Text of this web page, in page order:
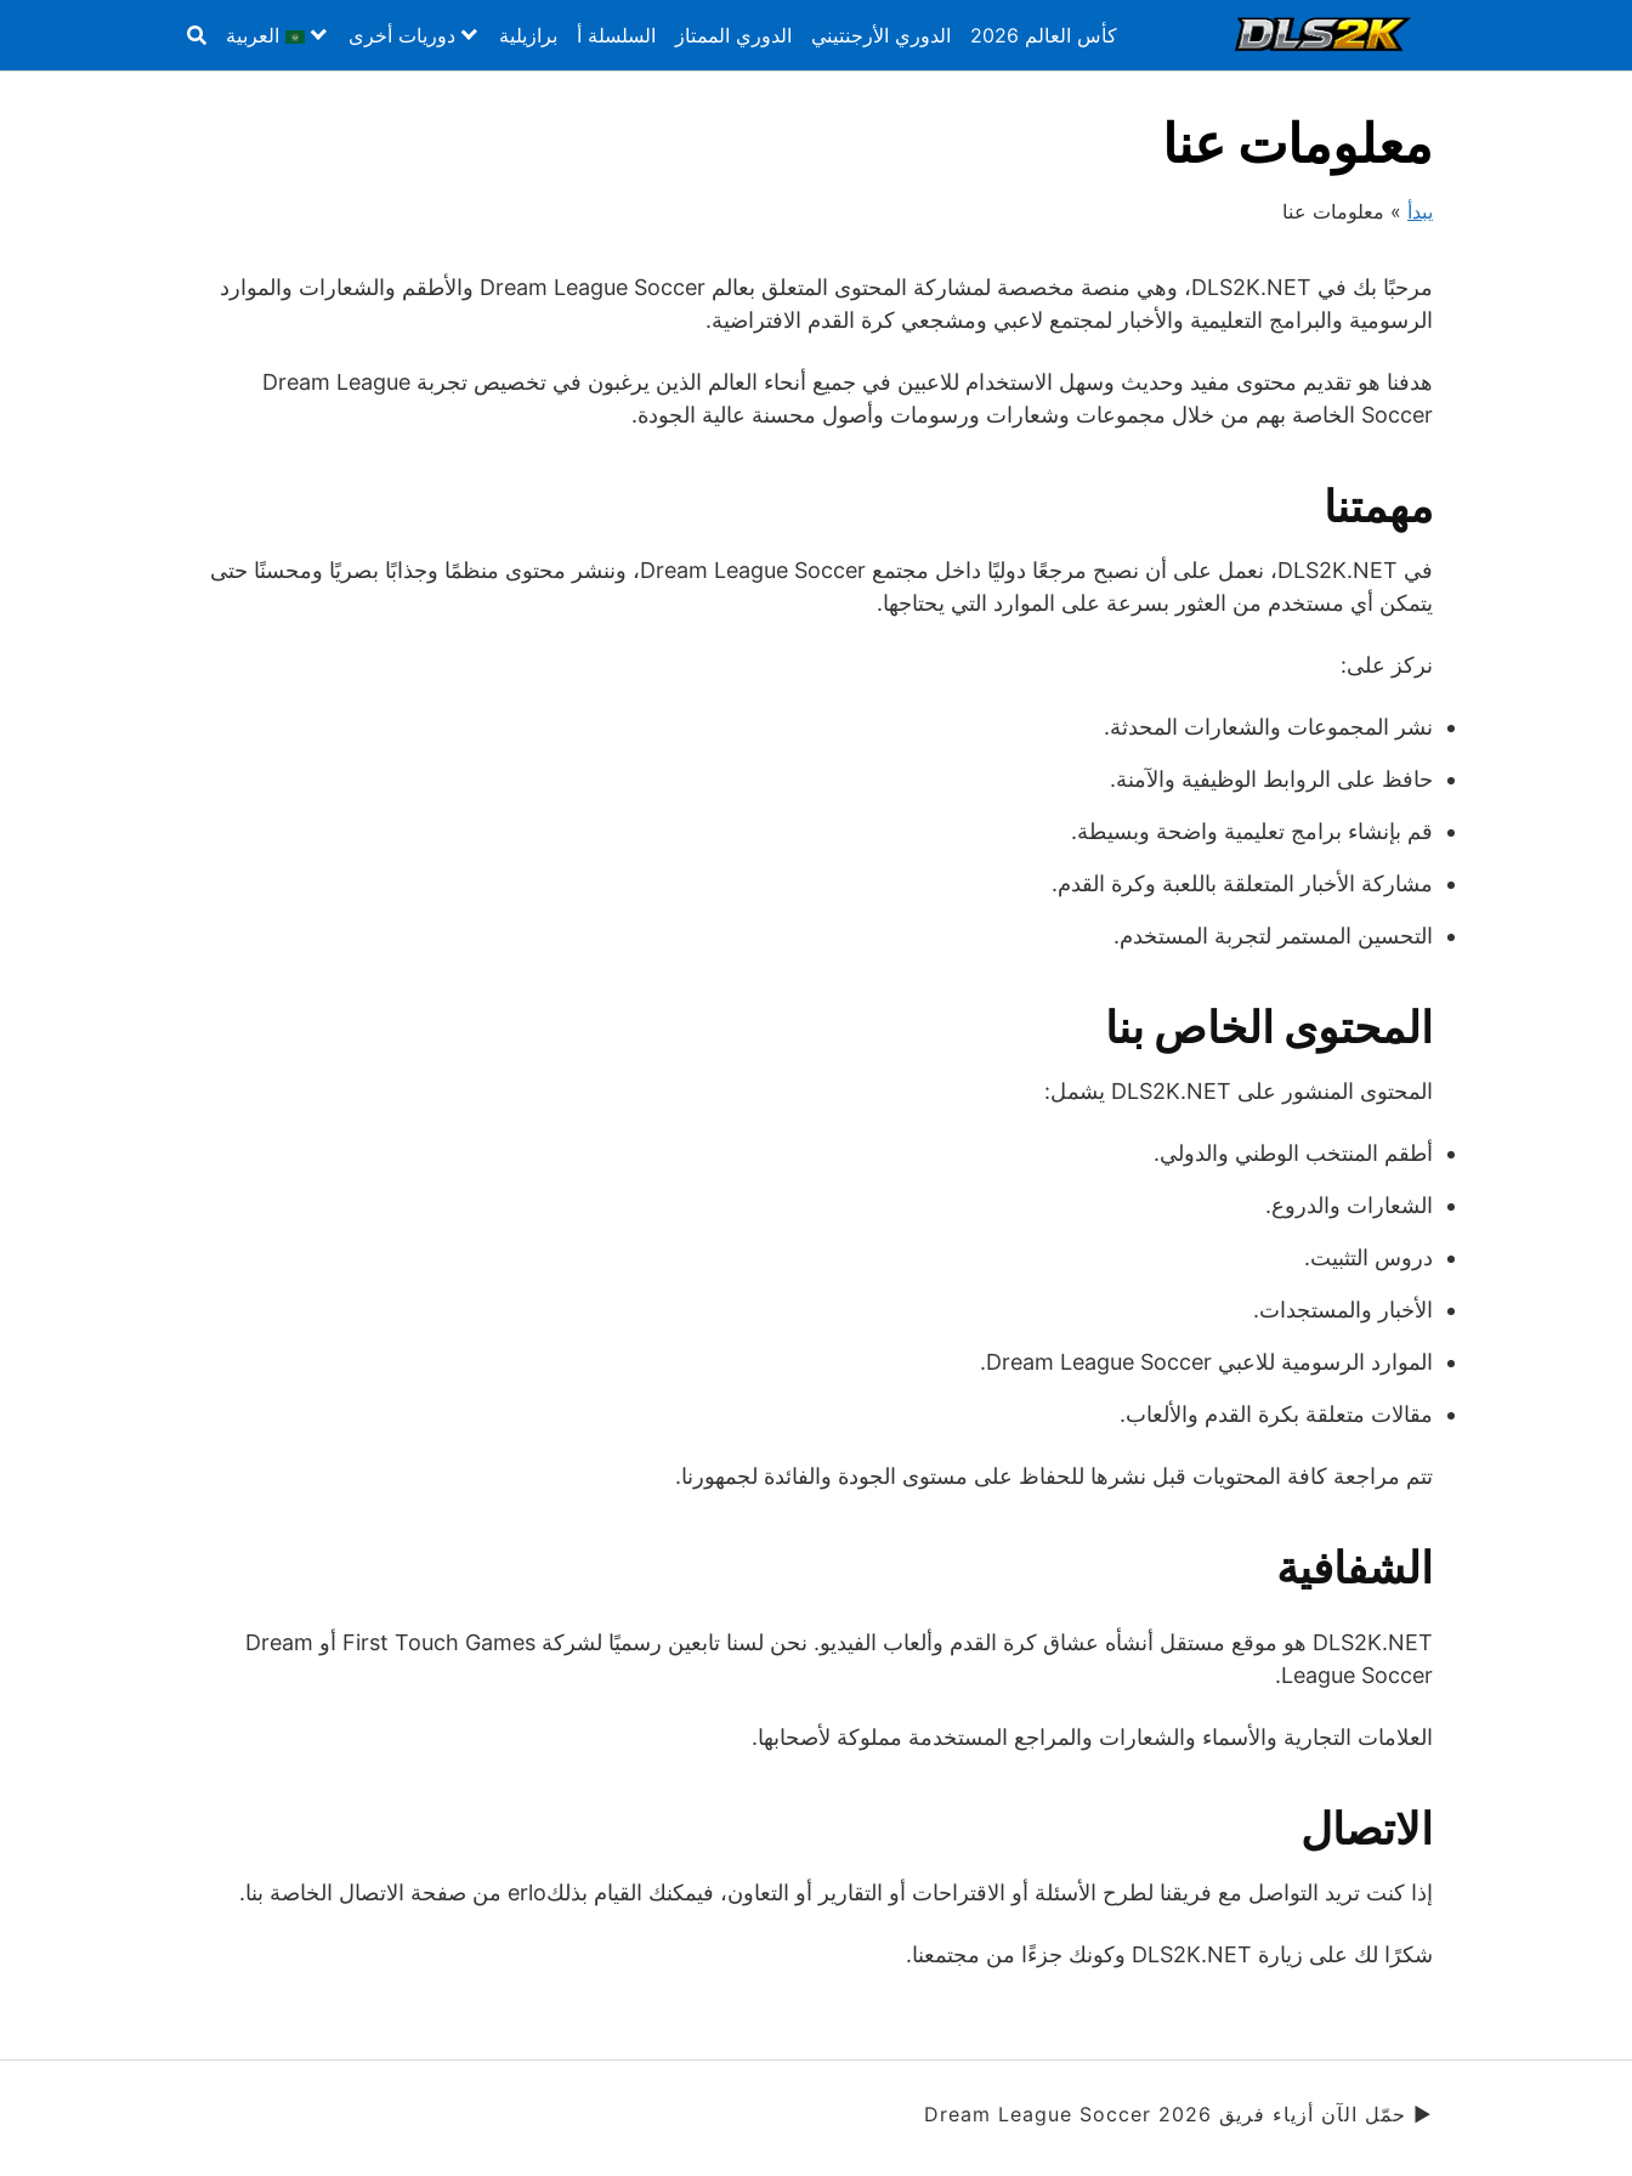
content
كأس العالم 2026 الدوري الأرجنتيني الدوري الممتاز السلسلة أ برازيلية دوريات أخرى العربية
معلومات عنا
يبدأ » معلومات عنا
مرحبًا بك في DLS2K.NET، وهي منصة مخصصة لمشاركة المحتوى المتعلق بعالم Dream League Soccer والأطقم والشعارات والموارد
الرسومية والبرامج التعليمية والأخبار لمجتمع لاعبي ومشجعي كرة القدم الافتراضية.
هدفنا هو تقديم محتوى مفيد وحديث وسهل الاستخدام للاعبين في جميع أنحاء العالم الذين يرغبون في تخصيص تجربة Dream League
Soccer الخاصة بهم من خلال مجموعات وشعارات ورسومات وأصول محسنة عالية الجودة.
مهمتنا
في DLS2K.NET، نعمل على أن نصبح مرجعًا دوليًا داخل مجتمع Dream League Soccer، وننشر محتوى منظمًا وجذابًا بصريًا ومحسنًا حتى
يتمكن أي مستخدم من العثور بسرعة على الموارد التي يحتاجها.
نركز على:
نشر المجموعات والشعارات المحدثة.
حافظ على الروابط الوظيفية والآمنة.
قم بإنشاء برامج تعليمية واضحة وبسيطة.
مشاركة الأخبار المتعلقة باللعبة وكرة القدم.
التحسين المستمر لتجربة المستخدم.
المحتوى الخاص بنا
المحتوى المنشور على DLS2K.NET يشمل:
أطقم المنتخب الوطني والدولي.
الشعارات والدروع.
دروس التثبيت.
الأخبار والمستجدات.
الموارد الرسومية للاعبي Dream League Soccer.
مقالات متعلقة بكرة القدم والألعاب.
تتم مراجعة كافة المحتويات قبل نشرها للحفاظ على مستوى الجودة والفائدة لجمهورنا.
الشفافية
DLS2K.NET هو موقع مستقل أنشأه عشاق كرة القدم وألعاب الفيديو. نحن لسنا تابعين رسميًا لشركة First Touch Games أو Dream
League Soccer.
العلامات التجارية والأسماء والشعارات والمراجع المستخدمة مملوكة لأصحابها.
الاتصال
إذا كنت تريد التواصل مع فريقنا لطرح الأسئلة أو الاقتراحات أو التقارير أو التعاون، فيمكنك القيام بذلكerlo من صفحة الاتصال الخاصة بنا.
شكرًا لك على زيارة DLS2K.NET وكونك جزءًا من مجتمعنا.
▶ حمّل الآن أزياء فريق Dream League Soccer 2026